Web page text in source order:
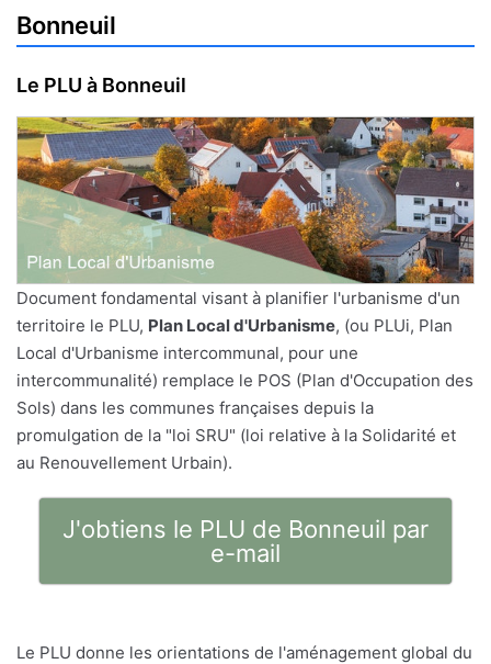
Bonneuil
Le PLU à Bonneuil
Document fondamental visant à planifier l'urbanisme d'un
territoire le PLU, Plan Local d'Urbanisme, (ou PLUi, Plan
Local d'Urbanisme intercommunal, pour une
intercommunalité) remplace le POS (Plan d'Occupation des
Sols) dans les communes françaises depuis la
promulgation de la "loi SRU" (loi relative à la Solidarité et
au Renouvellement Urbain).
J'obtiens le PLU de Bonneuil par
e-mail
Le PLU donne les orientations de l'aménagement global du